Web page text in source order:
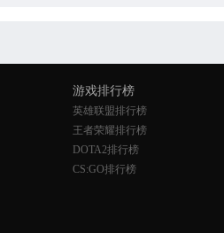
游戏排行榜
英雄联盟排行榜
王者荣耀排行榜
DOTA2排行榜
CS:GO排行榜